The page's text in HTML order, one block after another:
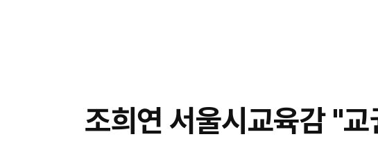
조희연 서울시교육감 "